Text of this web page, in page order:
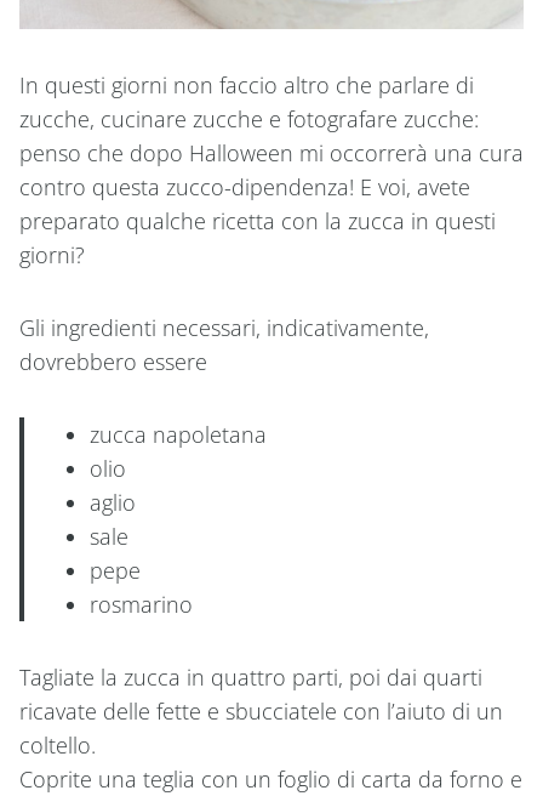
In questi giorni non faccio altro che parlare di
zucche, cucinare zucche e fotografare zucche:
penso che dopo Halloween mi occorrerà una cura
contro questa zucco-dipendenza! E voi, avete
preparato qualche ricetta con la zucca in questi
giorni?
Gli ingredienti necessari, indicativamente,
dovrebbero essere
zucca napoletana
olio
aglio
sale
pepe
rosmarino
Tagliate la zucca in quattro parti, poi dai quarti
ricavate delle fette e sbucciatele con l’aiuto di un
coltello.
Coprite una teglia con un foglio di carta da forno e